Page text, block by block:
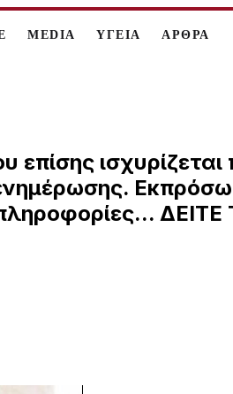
MEDIA ΥΓΕΙΑ ΑΡΘΡΑ
ισχυρίζεται
ΔΕΙΤΕ